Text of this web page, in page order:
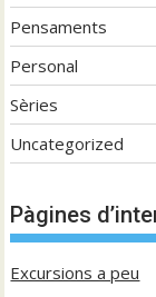
Pensaments
Personal
Sèries
Uncategorized
Pàgines
Excursions a peu